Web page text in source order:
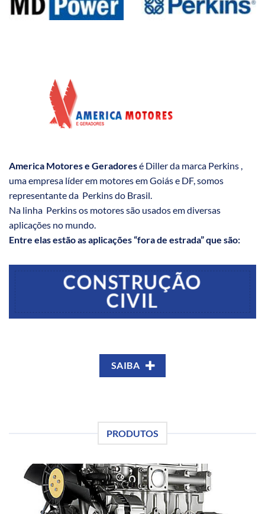
America Motores e Geradoresé Diller da marca Perkins ,
uma empresa líder em motores em Goiás e DF, somos
representante da Perkins do Brasil.
Na linha Perkins os motores são usados em diversas
aplicações no mundo.
Entre elas estão as aplicações “fora de estrada” que são:
CONSTRUÇÃO
CIVIL
SAIBA
PRODUTOS